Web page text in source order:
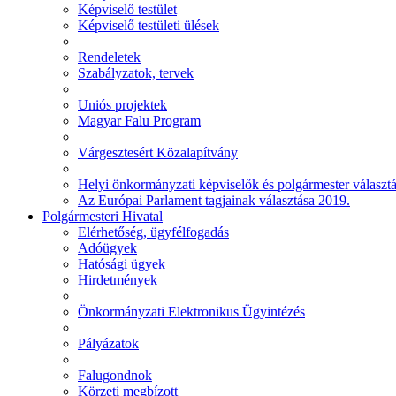
Képviselő testület
Képviselő testületi ülések
Rendeletek
Szabályzatok, tervek
Uniós projektek
Magyar Falu Program
Várgesztesért Közalapítvány
Helyi önkormányzati képviselők és polgármester
Az Európai Parlament tagjainak választása 2019.
Polgármesteri Hivatal
Elérhetőség, ügyfélfogadás
Adóügyek
Hatósági ügyek
Hirdetmények
Önkormányzati Elektronikus Ügyintézés
Pályázatok
Falugondnok
Körzeti megbízott